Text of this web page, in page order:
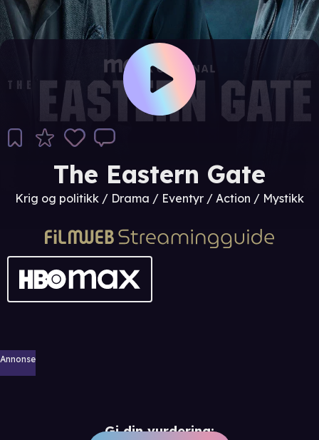
The Eastern Gate
Krig og politikk / Drama / Eventyr / Action / Mystikk
Annonse
Gi din vurdering: